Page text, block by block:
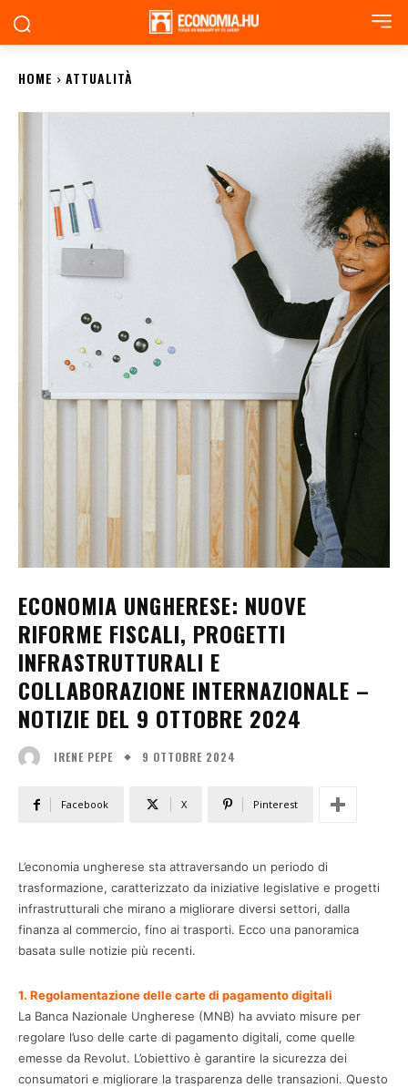
HOME ATTUALITÀ
ECONOMIA UNGHERESE: NUOVE
RIFORME FISCALI, PROGETTI
INFRASTRUTTURALI E
COLLABORAZIONE INTERNAZIONALE –
NOTIZIE DEL 9 OTTOBRE 2024
IRENE PEPE 9 OTTOBRE 2024
Facebook X Pinterest
L’economia ungherese sta attraversando un periodo di
trasformazione, caratterizzato da iniziative legislative e progetti
infrastrutturali che mirano a migliorare diversi settori, dalla
finanza al commercio, fino ai trasporti. Ecco una panoramica
basata sulle notizie più recenti.
1. Regolamentazione delle carte di pagamento digitali
La Banca Nazionale Ungherese (MNB) ha avviato misure per
regolare l’uso delle carte di pagamento digitali, come quelle
emesse da Revolut. L’obiettivo è garantire la sicurezza dei
consumatori e migliorare la trasparenza delle transazioni. Questo